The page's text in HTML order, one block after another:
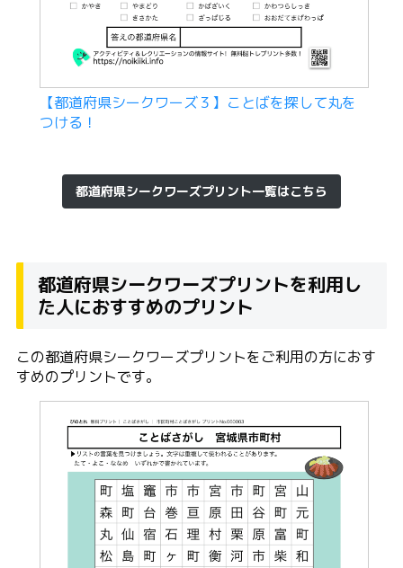
【都道府県シークワーズ３】ことばを探して丸を
つける！
都道府県シークワーズプリント一覧はこちら
都道府県シークワーズプリントを利用し
た人におすすめのプリント
この都道府県シークワーズプリントをご利用の方におす
すめのプリントです。